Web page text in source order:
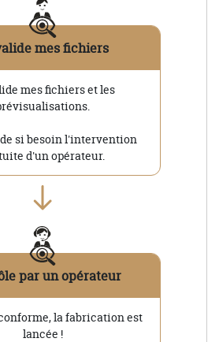
mes fichiers
mes fichiers et les
si besoin l'intervention
d'un opérateur.
par un opérateur
la fabrication est
lancée !